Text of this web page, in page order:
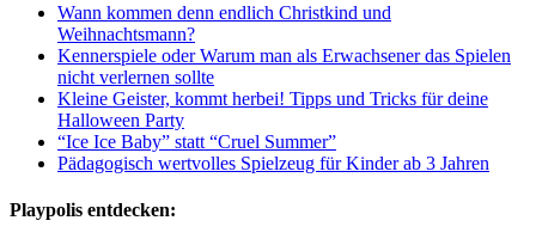
Wann kommen denn endlich Christkind und
Weihnachtsmann?
Kennerspiele oder Warum man als Erwachsener das Spielen
nicht verlernen sollte
Kleine Geister, kommt herbei! Tipps und Tricks für deine
Halloween Party
“Ice Ice Baby” statt “Cruel Summer”
Pädagogisch wertvolles Spielzeug für Kinder ab 3 Jahren
Playpolis entdecken: